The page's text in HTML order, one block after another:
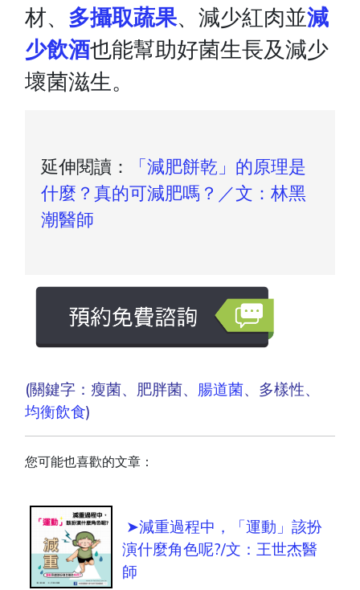
材、 多攝取蔬果、減少紅肉並減
少飲酒也能幫助好菌生長及減少
壞菌滋生。
延伸閱讀：
「減肥餅乾」的原理是
什麼？真的可減肥嗎？／文：林黑
潮醫師
(關鍵字：瘦菌、肥胖菌、 腸道菌、多樣性、
均衡飲食)
您可能也喜歡的文章：
➤減重過程中，「運動」該扮
演什麼角色呢?/文：王世杰醫
師